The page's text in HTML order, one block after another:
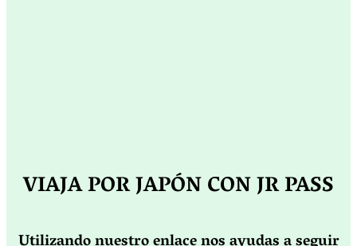
VIAJA POR JAPÓN CON JR PASS